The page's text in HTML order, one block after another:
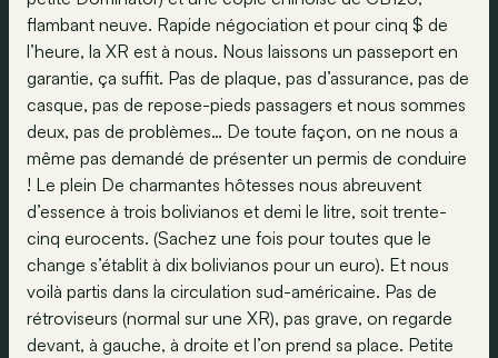
flambant neuve. Rapide négociation et pour cinq $ de
l’heure, la XR est à nous. Nous laissons un passeport en
garantie, ça suffit. Pas de plaque, pas d’assurance, pas de
casque, pas de repose-pieds passagers et nous sommes
deux, pas de problèmes… De toute façon, on ne nous a
même pas demandé de présenter un permis de conduire
! Le plein De charmantes hôtesses nous abreuvent
d’essence à trois bolivianos et demi le litre, soit trente-
cinq eurocents. (Sachez une fois pour toutes que le
change s’établit à dix bolivianos pour un euro). Et nous
voilà partis dans la circulation sud-américaine. Pas de
rétroviseurs (normal sur une XR), pas grave, on regarde
devant, à gauche, à droite et l’on prend sa place. Petite